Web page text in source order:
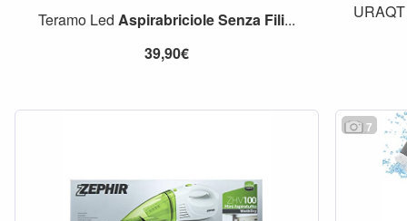
Teramo Led AspirabricioleSenza Fili...
39,90€
7